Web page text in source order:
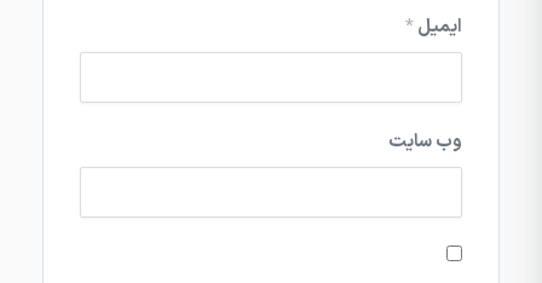
ایمیل*
وب‌ سایت